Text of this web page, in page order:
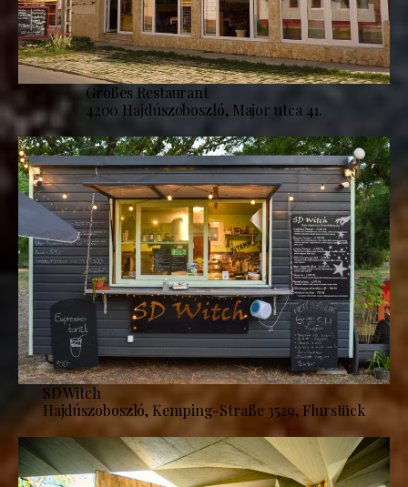
Großes Restaurant
4200 Hajdúszoboszló, Major utca 41.
SD Witch
Hajdúszoboszló, Kemping-Straße 3529, Flurstück